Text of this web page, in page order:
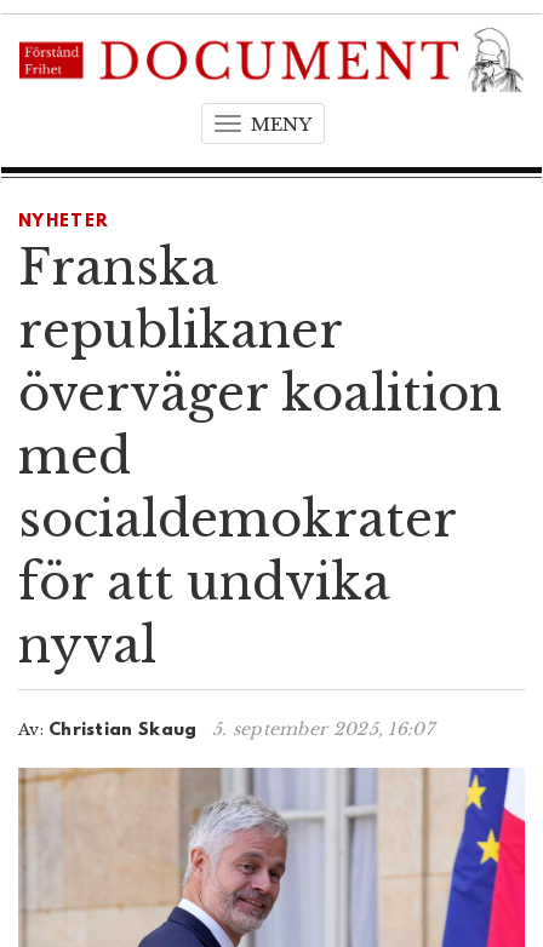
MENYT
g
a
i
g
o
n
NYHETER
Franska
republikaner
överväger koalition
med
socialdemokrater
för att undvika
nyval
Av: Christian Skaug 5. september 2025, 16:07